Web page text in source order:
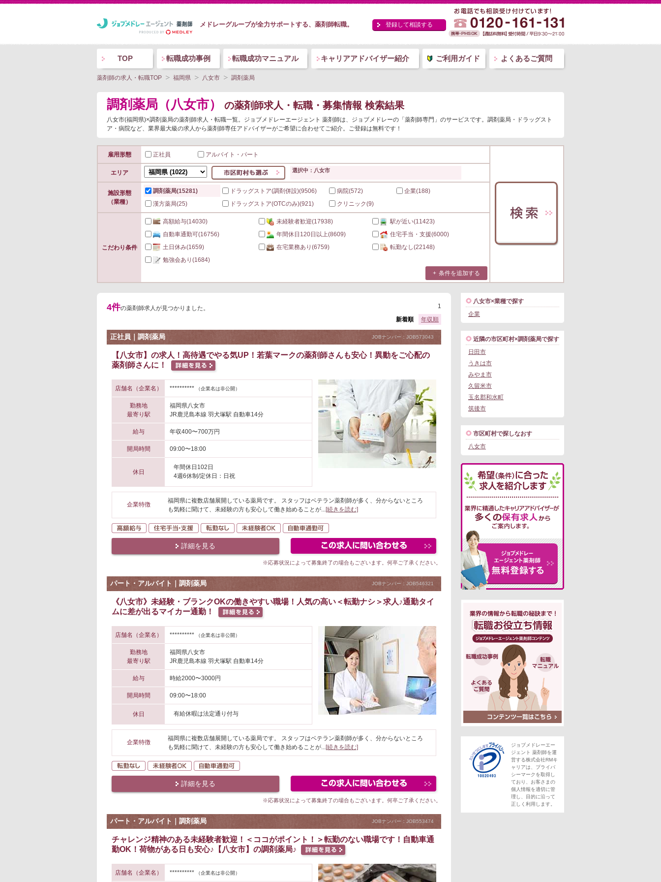
メドレーグループが全力サポートする、薬剤師転職。 登録して相談する
TOP 転職成功事例 転職成功マニュアル キャリアアドバイザー紹介 ご利用ガイド よくあるご質問
薬剤師の求人・転職TOP 福岡県 八女市 調剤薬局
調剤薬局（八女市） の薬剤師求人・転職・募集情報 検索結果
八女市(福岡県)×調剤薬局の薬剤師求人・転職一覧。ジョブメドレーエージェント 薬剤師は、ジョブメドレーの「薬剤師専門」のサービスです。調剤薬局・ドラッグスト
ア・病院など、業界最大級の求人から薬剤師専任アドバイザーがご希望に合わせてご紹介。ご登録は無料です！
雇用形態 正社員 アルバイト・パート
エリア 選択中：八女市
施設形態
（業種）
調剤薬局(15281) ドラッグストア(調剤併設)(9506) 病院(572) 企業(188)
漢方薬局(25) ドラッグストア(OTCのみ)(921) クリニック(9)
こだわり条件
高額給与(14030) 未経験者歓迎(17938) 駅が近い(11423)
自動車通勤可(16756) 年間休日120日以上(8609) 住宅手当・支援(6000)
土日休み(1659) 在宅業務あり (6759) 転勤なし(22148)
勉強会あり (1684)
条件を追加する
4件の薬剤師求人が見つかりました。
1
年収順
新着順
正社員｜調剤薬局 JOBナンバー：JOB573043
【八女市】の求人！高待遇でやる気UP！若葉マークの薬剤師さんも安心！異動をご心配の
薬剤師さんに！
店舗名（企業名） ********** （企業名は非公開）
勤務地
最寄り駅
福岡県八女市
JR鹿児島本線 羽犬塚駅 自動車14分
給与 年収400〜700万円
開局時間 09:00〜18:00
休日
年間休日102日
4週6休制/定休日：日祝
企業特徴
福岡県に複数店舗展開している薬局です。 スタッフはベテラン薬剤師が多く、分からないところ
も気軽に聞けて、未経験の方も安心して働き始めることが...[続きを読む]
高額給与 住宅手当・支援 転勤なし 未経験者OK
詳細を見る この求人にフォームで問い合わせる
※応募状況によって募集終了の場合もございます。何卒ご了承ください。
パート・アルバイト｜調剤薬局 JOBナンバー：JOB546321
《八女市》未経験・ブランクOKの働きやすい職場！人気の高い＜転勤ナシ＞求人♪通勤タイ
ムに差が出るマイカー通勤！
店舗名（企業名） ********** （企業名は非公開）
勤務地
最寄り駅
福岡県八女市
JR鹿児島本線 羽犬塚駅 自動車14分
給与 時給2000〜3000円
開局時間 09:00〜18:00
休日 有給休暇は法定通り付与
企業特徴
福岡県に複数店舗展開している薬局です。 スタッフはベテラン薬剤師が多く、分からないところ
も気軽に聞けて、未経験の方も安心して働き始めることが...[続きを読む]
転勤なし 未経験者OK
詳細を見る この求人にフォームで問い合わせる
※応募状況によって募集終了の場合もございます。何卒ご了承ください。
パート・アルバイト｜調剤薬局 JOBナンバー：JOB553474
チャレンジ精神のある未経験者歓迎！＜ココがポイント！＞転勤のない職場です！自動車通
勤OK！荷物がある日も安心♪【八女市】の調剤薬局♪
店舗名（企業名） ********** （企業名は非公開）
八女市×業種で探す
企業
近隣の市区町村×調剤薬局で探す
日田市
うきは市
みやま市
久留米市
玉名郡和水町
筑後市
市区町村で探しなおす
八女市
ジョブメドレーエー
ジェント 薬剤師を運
営する株式会社RMキ
ャリアは、プライバ
シーマークを取得し
ており、お客さまの
個人情報を適切に管
理し、目的に沿って
正しく利用します。